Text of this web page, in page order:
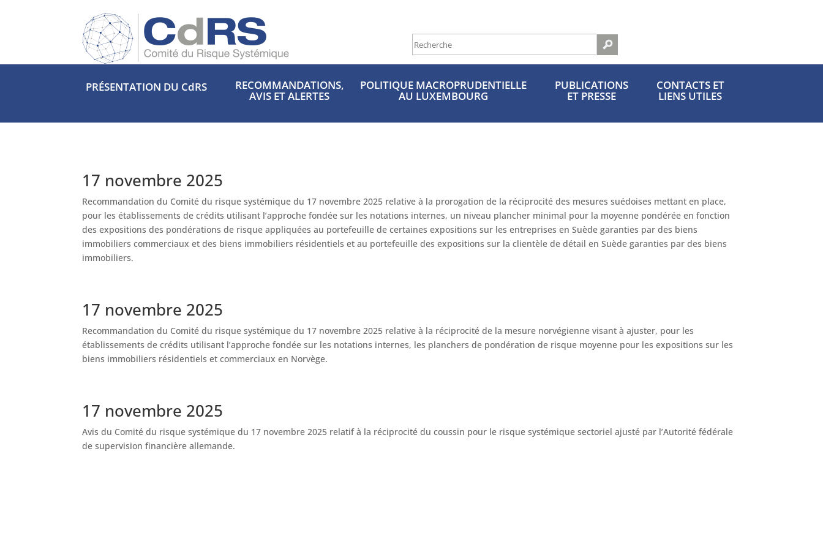
PRÉSENTATION DU CdRS RECOMMANDATIONS,
AVIS ET ALERTES
POLITIQUE MACROPRUDENTIELLE
AU LUXEMBOURG
PUBLICATIONS
ET PRESSE
CONTACTS ET
LIENS UTILES
17 novembre 2025
Recommandation du Comité du risque systémique du 17 novembre 2025 relative à la prorogation de la réciprocité des mesures suédoises mettant en place,
pour les établissements de crédits utilisant l’approche fondée sur les notations internes, un niveau plancher minimal pour la moyenne pondérée en fonction
des expositions des pondérations de risque appliquées au portefeuille de certaines expositions sur les entreprises en Suède garanties par des biens
immobiliers commerciaux et des biens immobiliers résidentiels et au portefeuille des expositions sur la clientèle de détail en Suède garanties par des biens
immobiliers.
17 novembre 2025
Recommandation du Comité du risque systémique du 17 novembre 2025 relative à la réciprocité de la mesure norvégienne visant à ajuster, pour les
établissements de crédits utilisant l’approche fondée sur les notations internes, les planchers de pondération de risque moyenne pour les expositions sur les
biens immobiliers résidentiels et commerciaux en Norvège.
17 novembre 2025
Avis du Comité du risque systémique du 17 novembre 2025 relatif à la réciprocité du coussin pour le risque systémique sectoriel ajusté par l’Autorité fédérale
de supervision financière allemande.